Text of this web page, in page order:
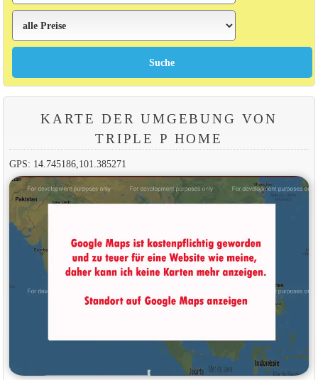
KARTE DER UMGEBUNG VON
TRIPLE P HOME
GPS: 14.745186,101.385271